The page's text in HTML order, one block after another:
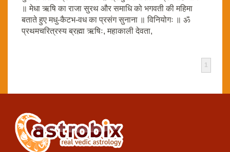
॥ मेधा ऋषि का राजा सुरथ और समाधि को भगवती की महिमा
बताते हुए मधु-कैटभ-वध का प्रसंग सुनाना ॥ विनियोगः ॥ ॐ
प्रथमचरित्रस्य ब्रह्मा ऋषिः, महाकाली देवता,
1